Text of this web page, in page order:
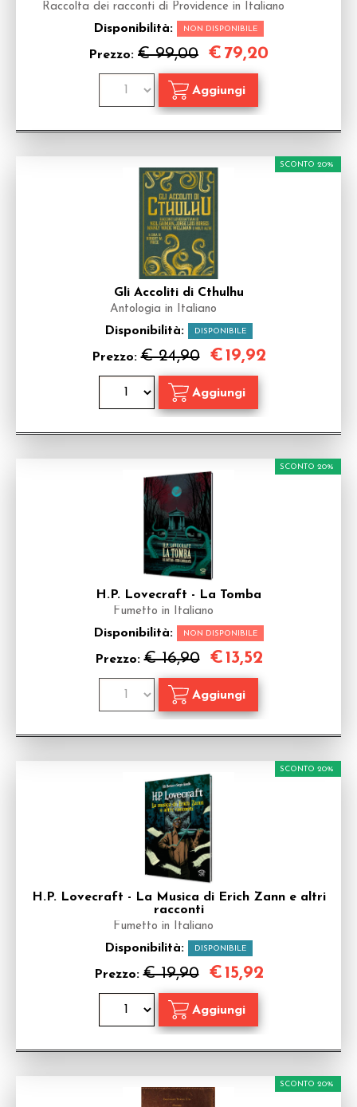
Raccolta dei racconti di Providence in Italiano
Disponibilità: NON DISPONIBILE
Prezzo: € 99,00 € 79,20
Gli Accoliti di Cthulhu
Antologia in Italiano
Disponibilità: DISPONIBILE
Prezzo:€ 24,90
SCONTO 20%
€19,92
H.P. Lovecraft - La Tomba
Fumetto in Italiano
Disponibilità: NON DISPONIBILE
Prezzo:€ 16,90
SCONTO 20%
€13,52
H.P. Lovecraft - La Musica di Erich Zann e altri
racconti
Fumetto in Italiano
Disponibilità: DISPONIBILE
Prezzo:€ 19,90
SCONTO 20%
€15,92
SCONTO 20%